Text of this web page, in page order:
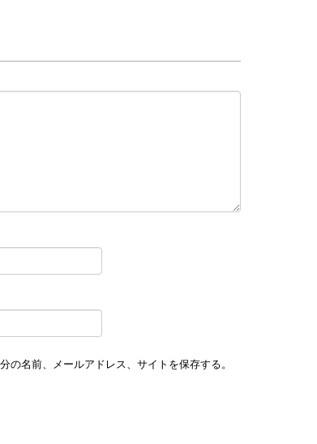
名前、メールアドレス、サイトを保存する。